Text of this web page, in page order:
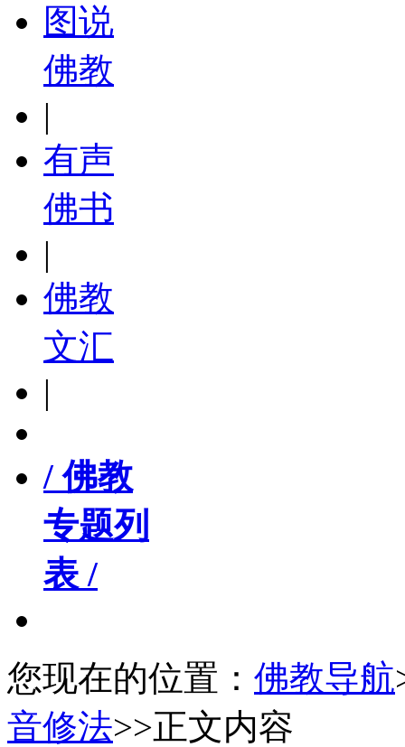
图说
佛教
|
有声
佛书
|
佛教
文汇
|
/ 佛教
专题列
表 /
您现在的位置： 佛教导航
音修法>>正文内容